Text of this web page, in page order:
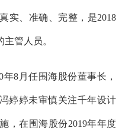
实、准确、完整， 是2018
管人员。
年8月任围海股份董事长，
婷婷未审慎关注千年设计
，在围海股份2019年年度